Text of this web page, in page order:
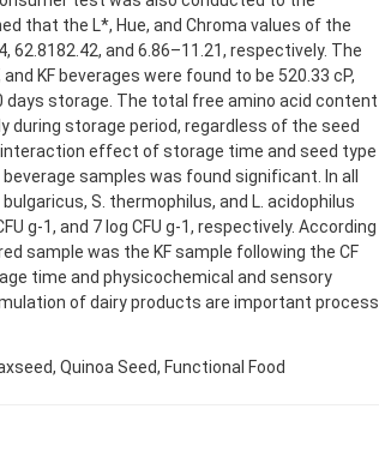
that the L*, Hue, and Chroma values of the
62.8182.42, and 6.86–11.21, respectively. The
KF beverages were found to be 520.33 cP,
days storage. The total free amino acid content
storage period, regardless of the seed
effect of storage time and seed type
samples was found significant. In all
S. thermophilus, and L. acidophilus
g-1, and 7 log CFU g-1, respectively. According
sample was the KF sample following the CF
time and physicochemical and sensory
of dairy products are important process
Quinoa Seed, Functional Food